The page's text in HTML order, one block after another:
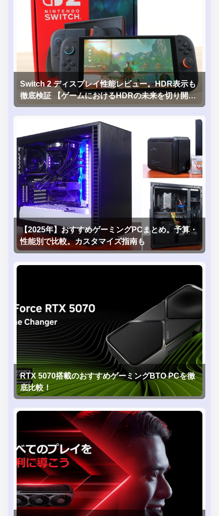
Switch 2 ディスプレイ性能レビュー。HDR表示も
徹底検証 【ゲームにおけるHDRの未来を切り開く
1台！】
【2025年】おすすめゲーミングPCまとめ。予算・
性能別で比較。カスタマイズ指南も
RTX 5070搭載のおすすめゲーミングBTO PCを徹
底比較！